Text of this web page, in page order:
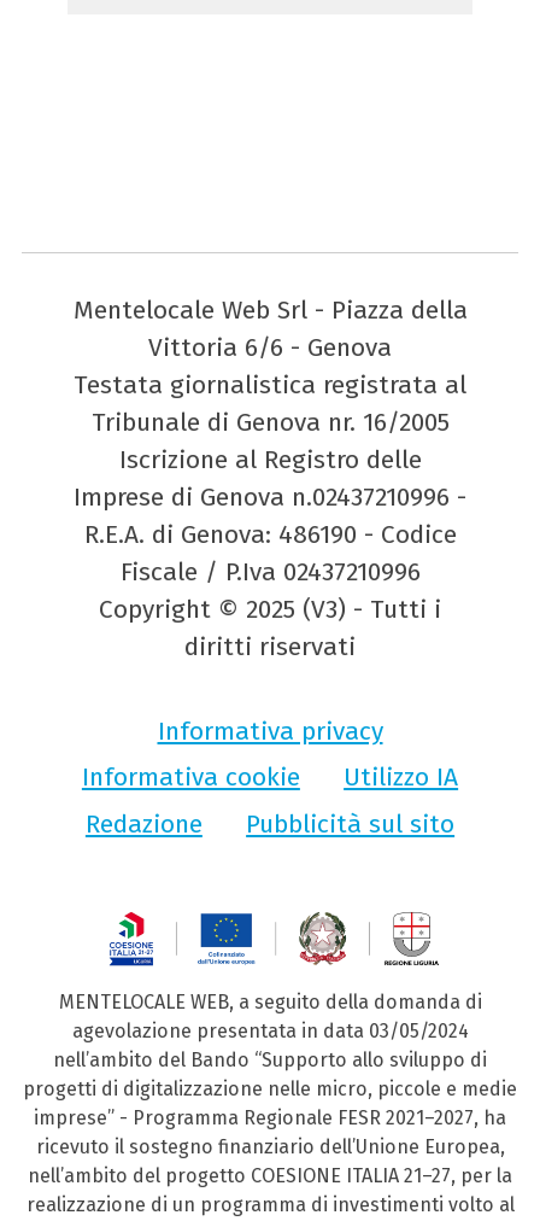
Mentelocale Web Srl - Piazza della
Vittoria 6/6 - Genova
Testata giornalistica registrata al
Tribunale di Genova nr. 16/2005
Iscrizione al Registro delle
Imprese di Genova n.02437210996 -
R.E.A. di Genova: 486190 - Codice
Fiscale / P.Iva 02437210996
Copyright © 2025 (V3) - Tutti i
diritti riservati
Informativa privacy
Informativa cookie
Utilizzo IA
Redazione
Pubblicità sul sito
MENTELOCALE WEB, a seguito della domanda di
agevolazione presentata in data 03/05/2024
nell’ambito del Bando “Supporto allo sviluppo di
progetti di digitalizzazione nelle micro, piccole e medie
imprese” - Programma Regionale FESR 2021–2027, ha
ricevuto il sostegno finanziario dell’Unione Europea,
nell’ambito del progetto COESIONE ITALIA 21–27, per la
realizzazione di un programma di investimenti volto al